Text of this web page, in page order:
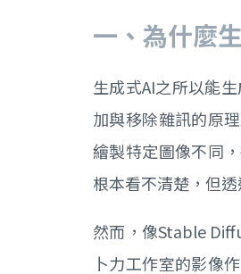
一、為什麼
生成式AI之所以能
加與移除雜訊的原
繪製特定圖像不同
根本看不清楚，但
然而，像Stable
卜力工作室的影像